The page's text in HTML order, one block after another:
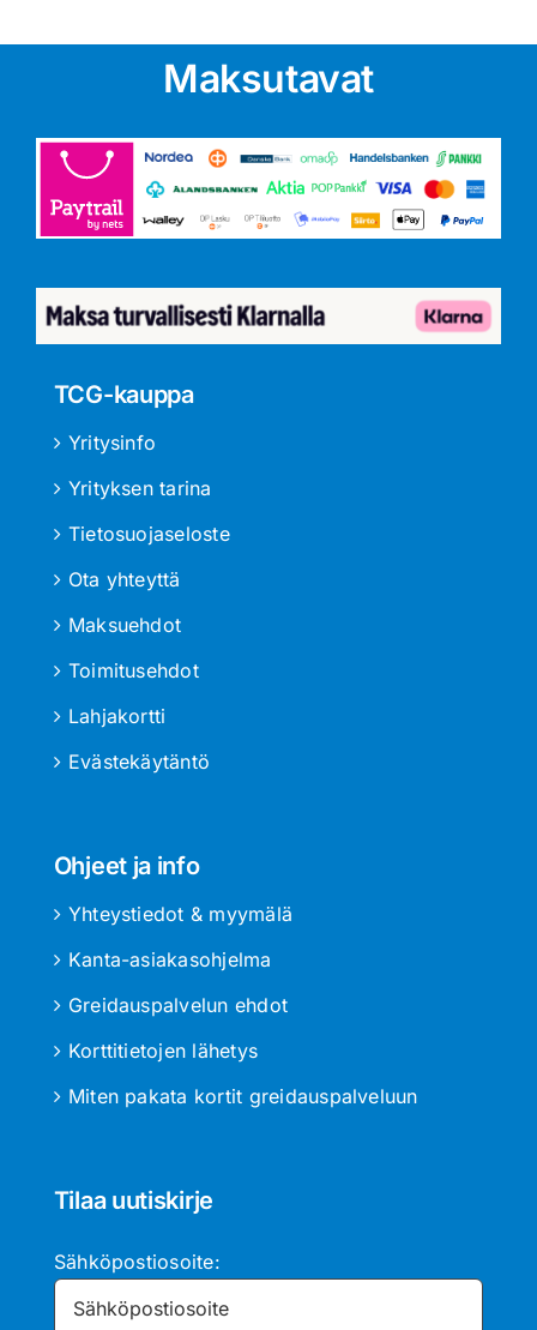
Maksutavat
TCG-kauppa
Yritysinfo
Yrityksen tarina
Tietosuojaseloste
Ota yhteyttä
Maksuehdot
Toimitusehdot
Lahjakortti
Evästekäytäntö
Ohjeet ja info
Yhteystiedot & myymälä
Kanta-asiakasohjelma
Greidauspalvelun ehdot
Korttitietojen lähetys
Miten pakata kortit greidauspalveluun
Tilaa uutiskirje
Sähköpostiosoite: